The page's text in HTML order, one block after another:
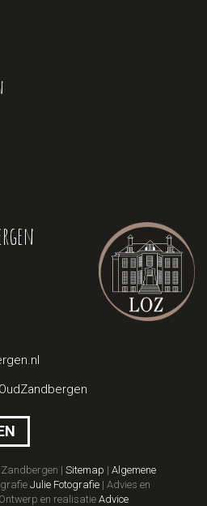
| Sitemap | Algemene
Julie Fotografie | Advies en
en realisatie Advice